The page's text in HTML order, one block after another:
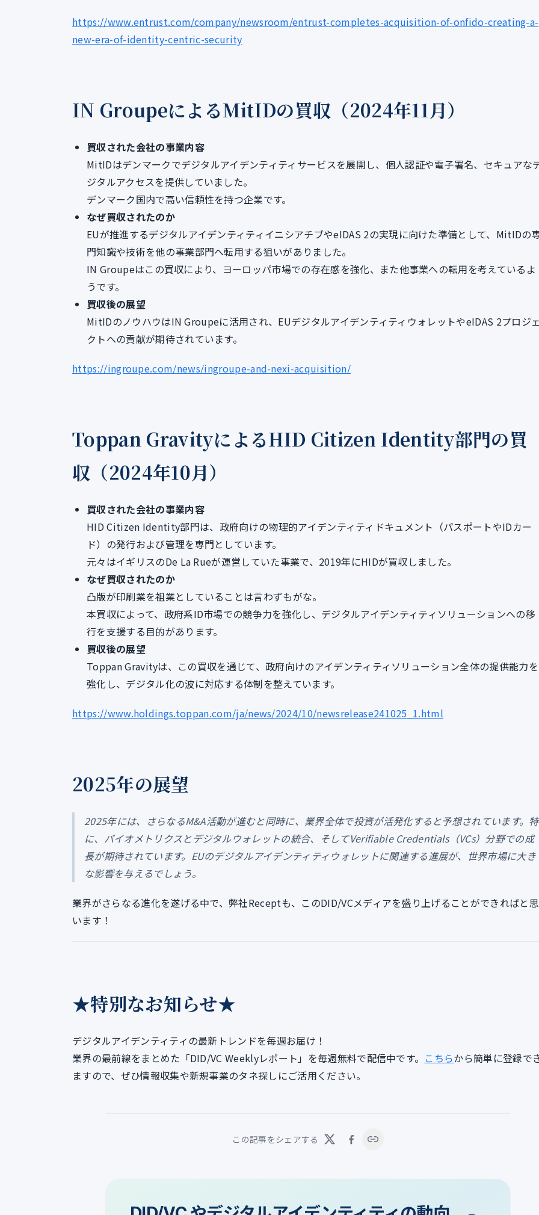
https://www.entrust.com/company/newsroom/entrust-completes-acquisition-of-onfido-creating-a-
new-era-of-identity-centric-security
IN GroupeによるMitIDの買収（2024年11月）
買収された会社の事業内容
MitIDはデンマークでデジタルアイデンティティサービスを展開し、個人認証や電子署名、セキュアな
ジタルアクセスを提供していました。
デンマーク国内で高い信頼性を持つ企業です。
なぜ買収されたのか
EUが推進するデジタルアイデンティティイニシアチブやeIDAS 2の実現に向けた準備として、MitIDの
門知識や技術を他の事業部門へ転用する狙いがありました。
IN Groupeはこの買収により、ヨーロッパ市場での存在感を強化、また他事業への転用を考えているよ
うです。
買収後の展望
MitIDのノウハウはIN Groupeに活用され、EUデジタルアイデンティティウォレットやeIDAS 2プロジ
クトへの貢献が期待されています。
https://ingroupe.com/news/ingroupe-and-nexi-acquisition/
Toppan GravityによるHID Citizen Identity部門の買
収（2024年10月）
買収された会社の事業内容
HID Citizen Identity部門は、政府向けの物理的アイデンティティドキュメント（パスポートやIDカー
ド）の発行および管理を専門としています。
元々はイギリスのDe La Rueが運営していた事業で、2019年にHIDが買収しました。
なぜ買収されたのか
凸版が印刷業を祖業としていることは言わずもがな。
本買収によって、政府系ID市場での競争力を強化し、デジタルアイデンティティソリューションへの移
行を支援する目的があります。
買収後の展望
Toppan Gravityは、この買収を通じて、政府向けのアイデンティティソリューション全体の提供能力を
強化し、デジタル化の波に対応する体制を整えています。
https://www.holdings.toppan.com/ja/news/2024/10/newsrelease241025_1.html
2025年の展望
2025年には、さらなるM&A活動が進むと同時に、業界全体で投資が活発化すると予想されています。特
に、バイオメトリクスとデジタルウォレットの統合、そしてVerifiable Credentials（VCs）分野での成
長が期待されています。EUのデジタルアイデンティティウォレットに関連する進展が、世界市場に大き
な影響を与えるでしょう。
業界がさらなる進化を遂げる中で、弊社Receptも、このDID/VCメディアを盛り上げることができればと思
います！
★特別なお知らせ★
デジタルアイデンティティの最新トレンドを毎週お届け！
業界の最前線をまとめた「DID/VC Weeklyレポート」を毎週無料で配信中です。 こちらから簡単に登録で
ますので、ぜひ情報収集や新規事業のタネ探しにご活用ください。
この記事をシェアする